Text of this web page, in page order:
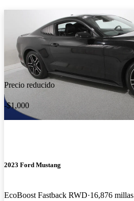
Precio reducido
-$1,000
2023 Ford Mustang
EcoBoost Fastback RWD 16,876 millas